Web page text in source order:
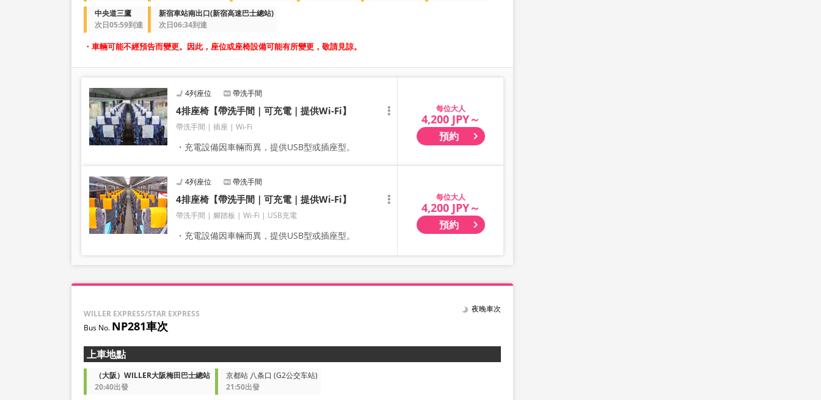
中央道三鷹
次日05:59到達
新宿車站南出口(新宿高速巴士總站)
次日06:34到達
・車輛可能不經預告而變更。因此，座位或座椅設備可能有所變更，敬請見諒。
4列座位 帶洗手間
4排座椅【帶洗手間｜可充電｜提供Wi-Fi】
帶洗手間 插座 Wi-Fi
・充電設備因車輛而異，提供USB型或插座型。
大人
4,200 JPY～
預約
4列座位 帶洗手間
4排座椅【帶洗手間｜可充電｜提供Wi-Fi】
帶洗手間 腳踏板 Wi-Fi USB充電
・充電設備因車輛而異，提供USB型或插座型。
大人
4,200 JPY～
預約
WILLER EXPRESS/STAR EXPRESS
NP281車次
夜晚車次
上車地點
（大阪）WILLER大阪梅田巴士總站
20:40出發
京都站 八条口 (G2公交车站)
21:50出發